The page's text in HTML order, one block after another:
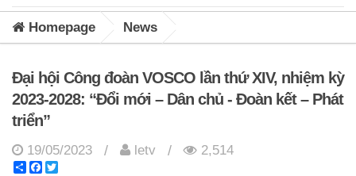
Homepage News
Đại hội Công đoàn VOSCO lần thứ XIV, nhiệm kỳ
2023-2028: “Đổi mới – Dân chủ - Đoàn kết – Phát
triển”
19/05/2023 / letv /
2,514
ShareFacebook